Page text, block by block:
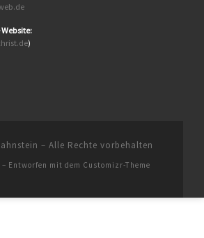
)
– Alle Rechte vorbehalten
– Entworfen mit dem Customizr-Theme